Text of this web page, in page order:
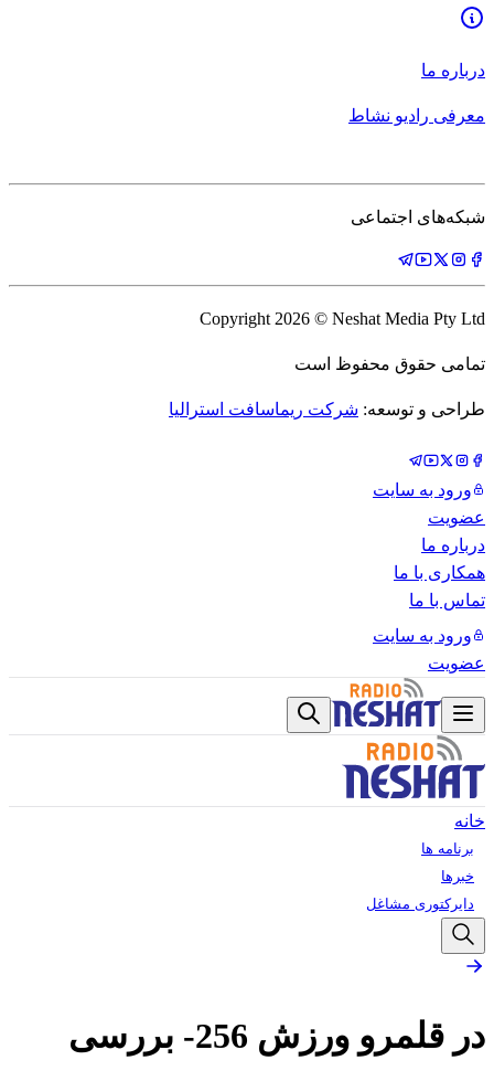
درباره ما
معرفی رادیو نشاط
شبکه‌های اجتماعی
Copyright 2026 © Neshat Media Pty Ltd
تمامی حقوق محفوظ است
طراحی و توسعه: شرکت ریماسافت استرالیا
ورود به سایت
عضویت
درباره ما
همکاری با ما
تماس با ما
ورود به سایت
عضویت
خانه
برنامه ها
خبرها
دایرکتوری مشاغل
در قلمرو ورزش 256- بررسی